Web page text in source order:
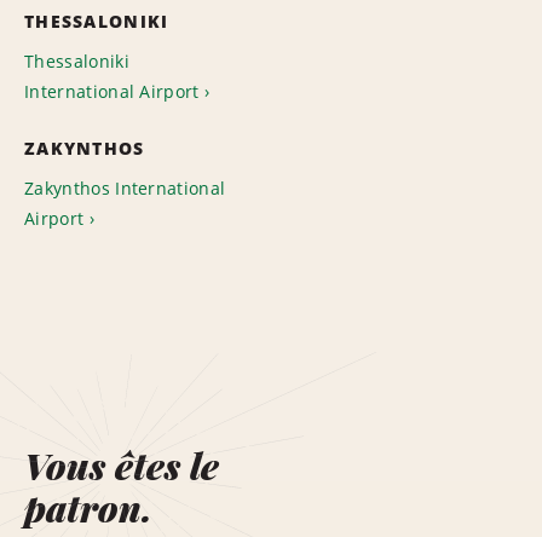
THESSALONIKI
Thessaloniki
International Airport
ZAKYNTHOS
Zakynthos International
Airport
Vous êtes le
patron.